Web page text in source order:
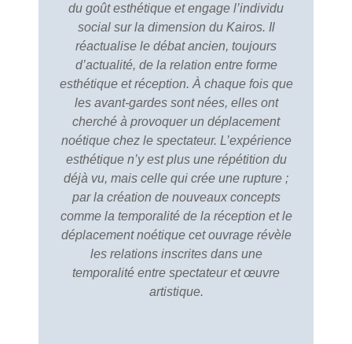
du goût esthétique et engage l’individu
social sur la dimension du Kairos. Il
réactualise le débat ancien, toujours
d’actualité, de la relation entre forme
esthétique et réception. À chaque fois que
les avant-gardes sont nées, elles ont
cherché à provoquer un déplacement
noétique chez le spectateur. L’expérience
esthétique n’y est plus une répétition du
déjà vu, mais celle qui crée une rupture ;
par la création de nouveaux concepts
comme la temporalité de la réception et le
déplacement noétique cet ouvrage révèle
les relations inscrites dans une
temporalité entre spectateur et œuvre
artistique.